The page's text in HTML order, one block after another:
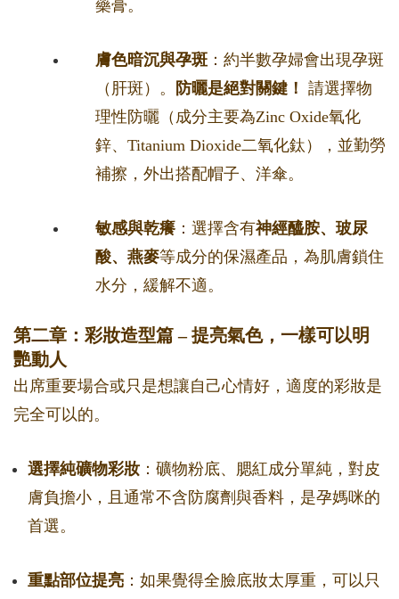
藥膏。
膚色暗沉與孕斑 ：約半數孕婦會出現孕斑
（肝斑）。
防曬是絕對關鍵！ 請選擇物
理性防曬（成分主要為Zinc Oxide氧化
鋅、Titanium Dioxide二氧化鈦），並勤勞
補擦，外出搭配帽子、洋傘。
敏感與乾癢 ：選擇含有神經醯胺、玻尿
酸、燕麥等成分的保濕產品，為肌膚鎖住
水分，緩解不適。
第二章：彩妝造型篇 – 提亮氣色，一樣可以明
艷動人
出席重要場合或只是想讓自己心情好，適度的彩妝是
完全可以的。
選擇純礦物彩妝 ：礦物粉底、腮紅成分單純，對皮
膚負擔小，且通常不含防腐劑與香料，是孕媽咪的
首選。
重點部位提亮 ：如果覺得全臉底妝太厚重，可以只